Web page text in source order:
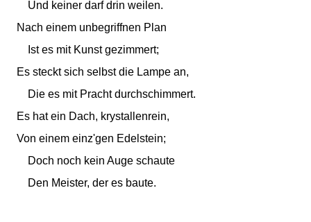
Und keiner darf drin weilen.
Nach einem unbegriffnen Plan
Ist es mit Kunst gezimmert;
Es steckt sich selbst die Lampe an,
Die es mit Pracht durchschimmert.
Es hat ein Dach, krystallenrein,
Von einem einz'gen Edelstein;
Doch noch kein Auge schaute
Den Meister, der es baute.